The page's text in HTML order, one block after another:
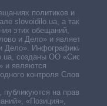
политиков и
slovoidilo.ua, а также
этих обещаний,
и Дело» и является
Инфографики,
созданы ОО «Система
и являются
контроля Слово и
на правах
«Позиция»,